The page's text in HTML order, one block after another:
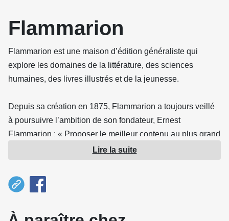
Flammarion
Flammarion est une maison d’édition généraliste qui
explore les domaines de la littérature, des sciences
humaines, des livres illustrés et de la jeunesse.
Depuis sa création en 1875, Flammarion a toujours veillé
à poursuivre l’ambition de son fondateur, Ernest
Flammarion : « Proposer le meilleur contenu au plus grand
L’histoire commence au milieu du XIXe siècle à Montigny-
le-Roi, dans la Haute-Marne. C’est ici que naissent deux
CamilleFlammarion.
Lire la suite